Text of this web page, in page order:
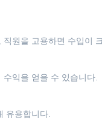
원을 고용하면 수입이
익을 얻을 수 있습니다.
유용합니다.